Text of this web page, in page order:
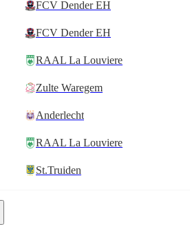
FCV Dender EH
FCV Dender EH
RAAL La Louviere
Zulte Waregem
Anderlecht
RAAL La Louviere
St.Truiden